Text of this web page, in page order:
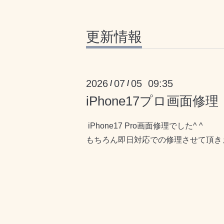
更新情報
2026 /07 /05 09:35
iPhone17プロ画面修理
iPhone17 Pro画面修理でした^ ^
もちろん即日対応での修理させて頂